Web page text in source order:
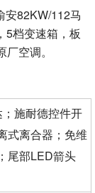
安82KW/112马
5档变速箱，板
空调。
施耐德控件开
式离合器；免维
尾部LED箭头